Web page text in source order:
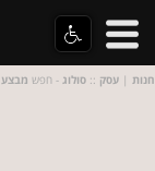
חנות | עסק :: סולוג - חפש מבצע